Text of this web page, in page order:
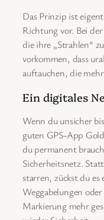
Das Prinzip ist
Richtung vor. Bei
die ihre „Strahlen“
vorkommen, dass
auftauchen, die
Ein digitales
Wenn du unsicher
guten GPS-App
du permanent
Sicherheitsnetz.
starren, zückst du
Weggabelungen
Markierung mehr